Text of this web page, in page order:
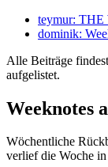
teymur:
dominik:
Alle Beiträge
aufgelistet.
Weeknotes
Wöchentliche
verlief die Woche in